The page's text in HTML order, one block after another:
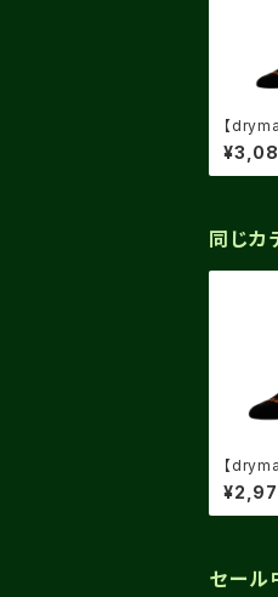
【
L
ack/
同じカ
【
L
W
een/
セール